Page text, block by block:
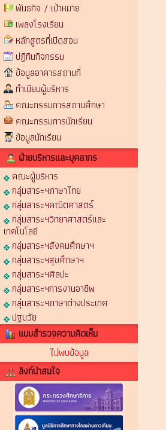
พันธกิจ / เป้าหมาย
เพลงโรงเรียน
หลักสูตรที่เปิดสอน
ปฏิทินกิจกรรม
ข้อมูลอาคารสถานที่
ทำเนียบผู้บริหาร
คณะกรรมการสถานศึกษา
คณะกรรมการนักเรียน
ข้อมูลนักเรียน
ฝ่ายบริหารและบุคลากร
คณะผู้บริหาร
กลุ่มสาระฯภาษาไทย
กลุ่มสาระฯคณิตศาสตร์
กลุ่มสาระฯวิทยาศาสตร์และ
เทคโนโลยี
กลุ่มสาระฯสังคมศึกษาฯ
กลุ่มสาระฯสุขศึกษาฯ
กลุ่มสาระฯศิลปะ
กลุ่มสาระฯการงานอาชีพ
กลุ่มสาระฯภาษาต่างประเทศ
ปฐมวัย
แบบสำรวจความคิดเห็น
ไม่พบข้อมูล
ลิงก์น่าสนใจ